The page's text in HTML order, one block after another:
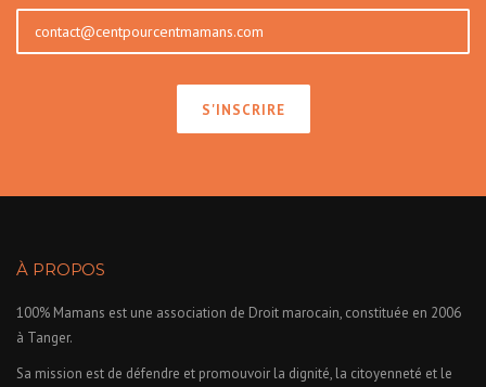
À PROPOS
100% Mamans est une association de Droit marocain, constituée en 2006
à Tanger.
Sa mission est de défendre et promouvoir la dignité, la citoyenneté et le